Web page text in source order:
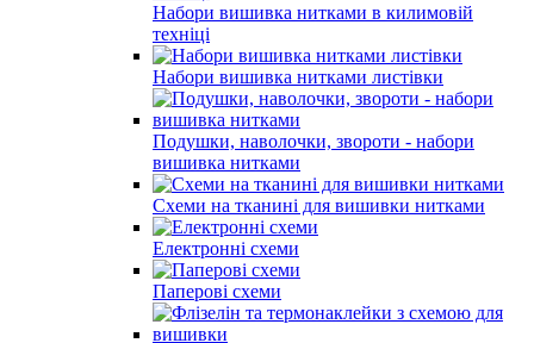
Набори вишивка нитками в килимовій
техніці
Набори вишивка нитками листівки
Подушки, наволочки, звороти - набори
вишивка нитками
Схеми на тканині для вишивки нитками
Електронні схеми
Паперові схеми